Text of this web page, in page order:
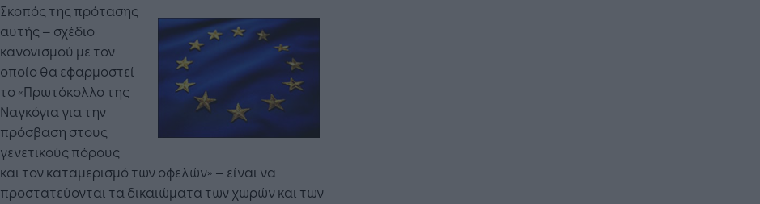
Σκοπός της πρότασης
αυτής – σχέδιο
κανονισμού με τον
οποίο θα εφαρμοστεί
το «Πρωτόκολλο της
Ναγκόγια για την
πρόσβαση στους
γενετικούς πόρους
και τον καταμερισμό των οφελών» – είναι να
προστατεύονται τα δικαιώματα των χωρών και των